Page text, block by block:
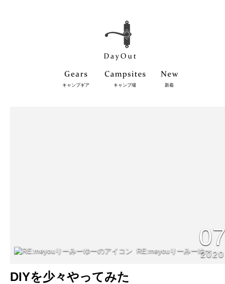
キャンプギア キャンプ場 新着
RE:meyouりーみーゆー2020
DIYを少々やってみた